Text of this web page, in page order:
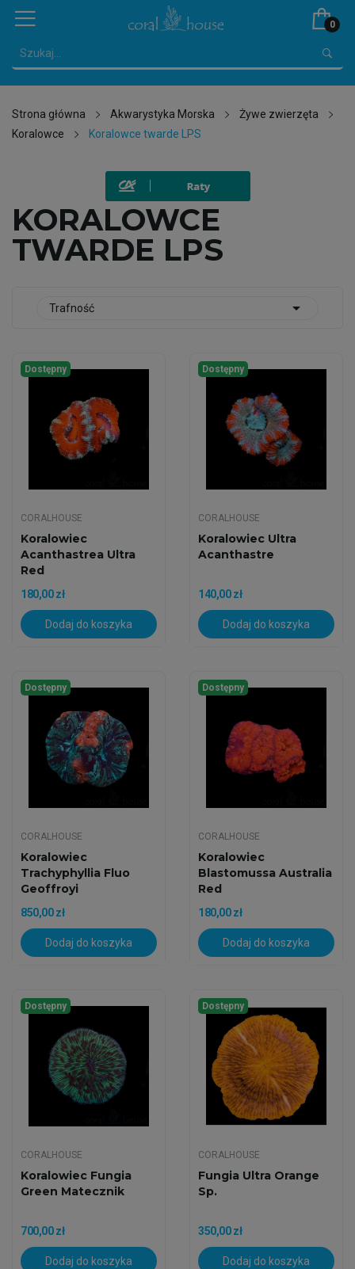
0
Strona główna Akwarystyka Morska
Żywe zwierzęta
Koralowce
Koralowce twarde LPS
KORALOWCE
TWARDE LPS
Trafność 
Dostępny
CORALHOUSE
Koralowiec
Acanthastrea Ultra
Red
180,00 zł
Dodaj do koszyka
Dostępny
CORALHOUSE
Koralowiec Ultra
Acanthastre
140,00 zł
Dodaj do koszyka
Dostępny
CORALHOUSE
Koralowiec
Trachyphyllia Fluo
Geoffroyi
850,00 zł
Dodaj do koszyka
Dostępny
CORALHOUSE
Koralowiec
Blastomussa Australia
Red
180,00 zł
Dodaj do koszyka
Dostępny
CORALHOUSE
Koralowiec Fungia
Green Matecznik
700,00 zł
Dodaj do koszyka
Dostępny
CORALHOUSE
Fungia Ultra Orange
Sp.
350,00 zł
Dodaj do koszyka